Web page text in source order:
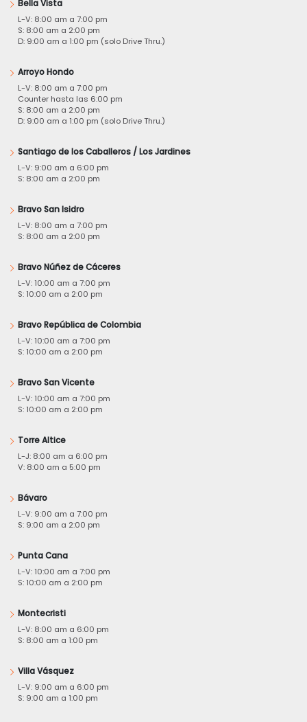
Bella Vista
L-V: 8:00 am a 7:00 pm
S: 8:00 am a 2:00 pm
D: 9:00 am a 1:00 pm (solo Drive Thru.)
Arroyo Hondo
L-V: 8:00 am a 7:00 pm
Counter hasta las 6:00 pm
S: 8:00 am a 2:00 pm
D: 9:00 am a 1:00 pm (solo Drive Thru.)
Santiago de los Caballeros / Los Jardines
L-V: 9:00 am a 6:00 pm
S: 8:00 am a 2:00 pm
Bravo San Isidro
L-V: 8:00 am a 7:00 pm
S: 8:00 am a 2:00 pm
Bravo Núñez de Cáceres
L-V: 10:00 am a 7:00 pm
S: 10:00 am a 2:00 pm
Bravo República de Colombia
L-V: 10:00 am a 7:00 pm
S: 10:00 am a 2:00 pm
Bravo San Vicente
L-V: 10:00 am a 7:00 pm
S: 10:00 am a 2:00 pm
Torre Altice
L-J: 8:00 am a 6:00 pm
V: 8:00 am a 5:00 pm
Bávaro
L-V: 9:00 am a 7:00 pm
S: 9:00 am a 2:00 pm
Punta Cana
L-V: 10:00 am a 7:00 pm
S: 10:00 am a 2:00 pm
Montecristi
L-V: 8:00 am a 6:00 pm
S: 8:00 am a 1:00 pm
Villa Vásquez
L-V: 9:00 am a 6:00 pm
S: 9:00 am a 1:00 pm